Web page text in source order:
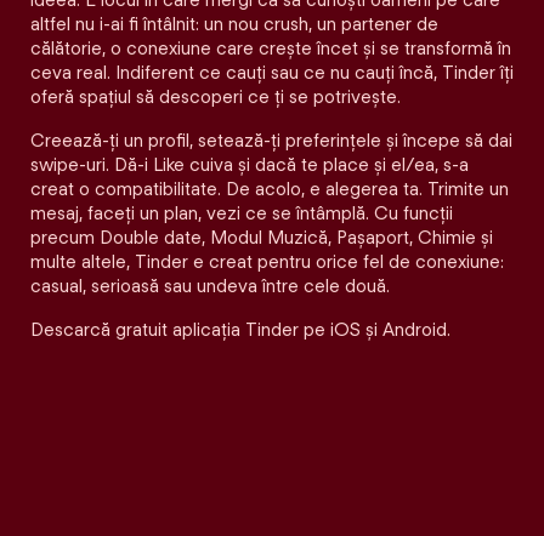
altfel nu i-ai fi întâlnit: un nou crush, un partener de
călătorie, o conexiune care crește încet și se transformă în
ceva real. Indiferent ce cauți sau ce nu cauți încă, Tinder îți
oferă spațiul să descoperi ce ți se potrivește.
Creează-ți un profil, setează-ți preferințele și începe să dai
swipe-uri. Dă-i Like cuiva și dacă te place și el/ea, s-a
creat o compatibilitate. De acolo, e alegerea ta. Trimite un
mesaj, faceți un plan, vezi ce se întâmplă. Cu funcții
precum Double date, Modul Muzică, Pașaport, Chimie și
multe altele, Tinder e creat pentru orice fel de conexiune:
casual, serioasă sau undeva între cele două.
Descarcă gratuit aplicația Tinder pe iOS și Android.